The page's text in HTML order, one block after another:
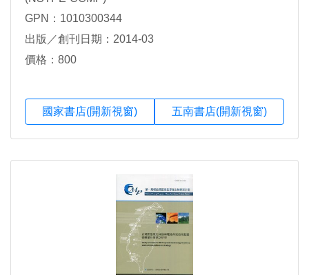
GPN：1010300344
出版／創刊日期：2014-03
價格：800
國家書店(開新視窗) 五南書店(開新視窗)